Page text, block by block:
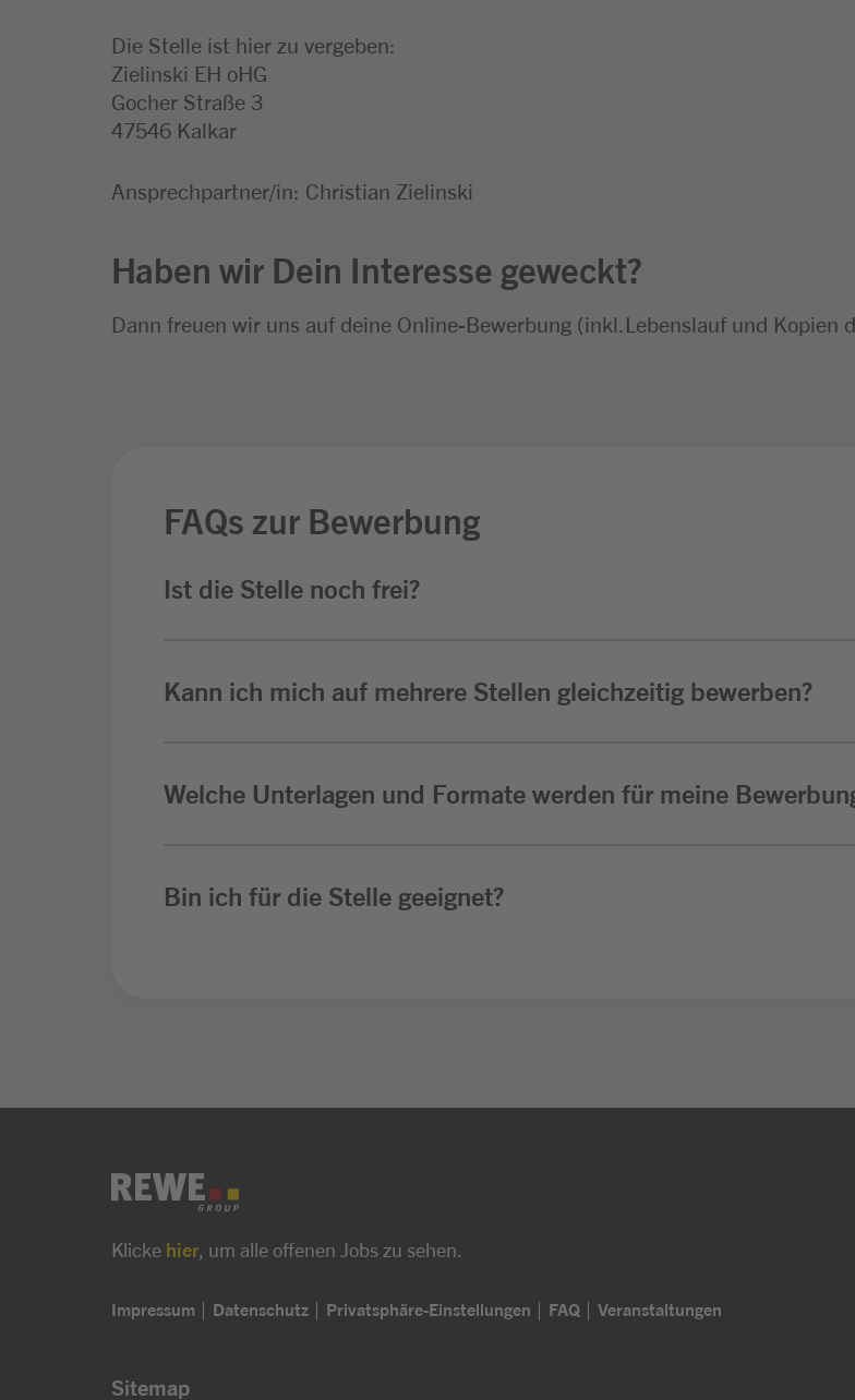
Die Stelle ist hier zu vergeben:
Zielinski EH oHG
Gocher Straße 3
47546 Kalkar
Ansprechpartner/in: Christian Zielinski
Haben wir Dein Interesse geweckt?
Dann freuen wir uns auf deine Online-Bewerbung (inkl.Lebenslauf und Kopien
FAQs zur Bewerbung
Ist die Stelle noch frei?
Kann ich mich auf mehrere Stellen gleichzeitig bewerben?
Welche Unterlagen und Formate werden für meine
Bin ich für die Stelle geeignet?
Klicke hier , um alle offenen Jobs zu sehen.
Impressum Datenschutz Privatsphäre-Einstellungen FAQ Veranstaltungen
Sitemap